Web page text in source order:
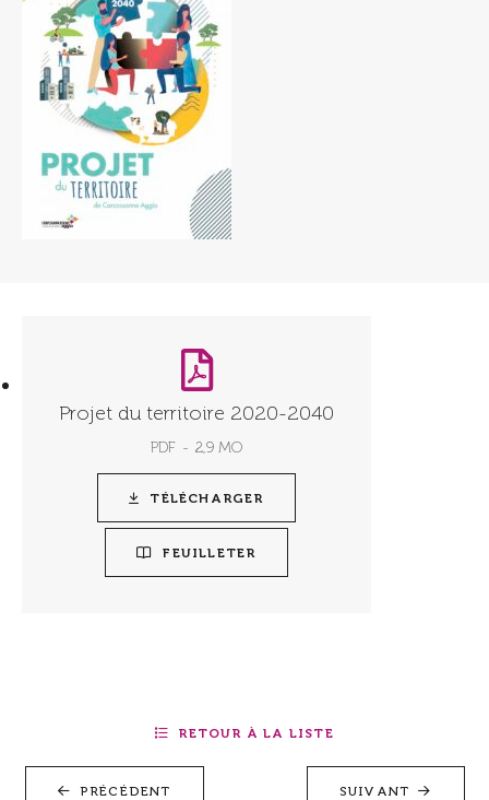
Projet du territoire 2020-2040
PDF 2,9 MO
TÉLÉCHARGER
FEUILLETER
PRÉCÉDENT
RETOUR À LA LISTE
SUIVANT